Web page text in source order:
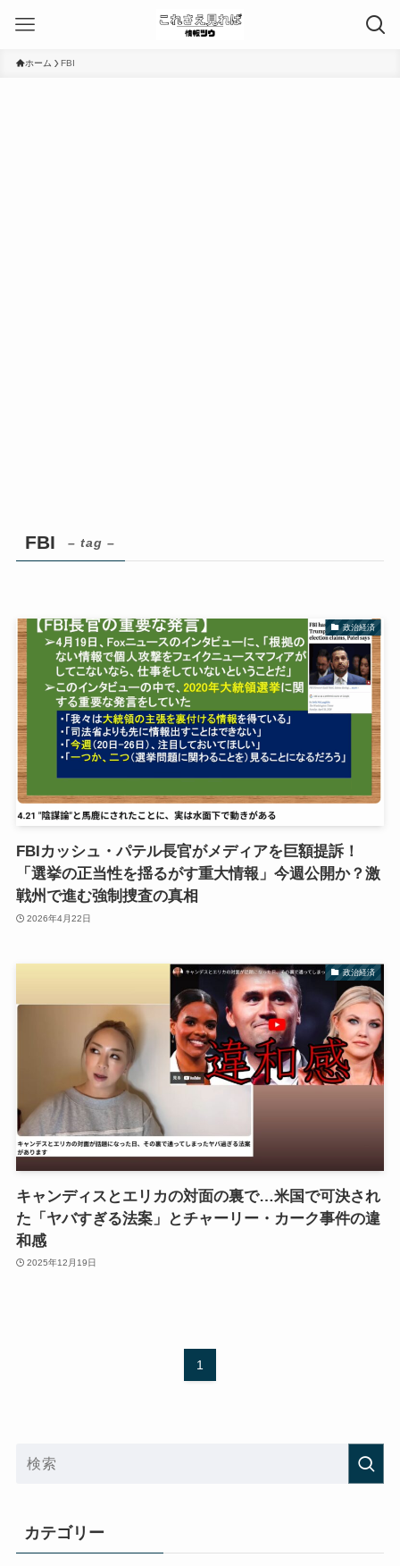
ホーム FBI
FBI – tag –
政治経済
FBIカッシュ・パテル長官がメディアを巨額提訴！
「選挙の正当性を揺るがす重大情報」今週公開か？激
戦州で進む強制捜査の真相
2026年4月22日
政治経済
キャンディスとエリカの対面の裏で…米国で可決され
た「ヤバすぎる法案」とチャーリー・カーク事件の違
和感
2025年12月19日
1
カテゴリー